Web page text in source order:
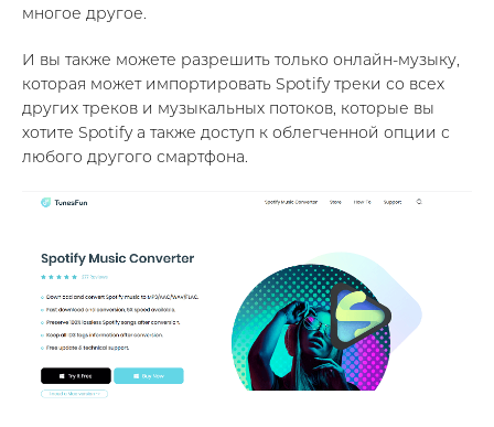
многое другое.
И вы также можете разрешить только онлайн-музыку,
которая может импортировать Spotify треки со всех
других треков и музыкальных потоков, которые вы
хотите Spotify а также доступ к облегченной опции с
любого другого смартфона.